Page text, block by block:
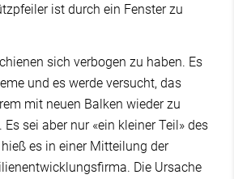
ist durch ein Fenster zu
sich verbogen zu haben. Es
und es werde versucht, das
mit neuen Balken wieder zu
sei aber nur «ein kleiner Teil» des
es in einer Mitteilung der
Die Ursache